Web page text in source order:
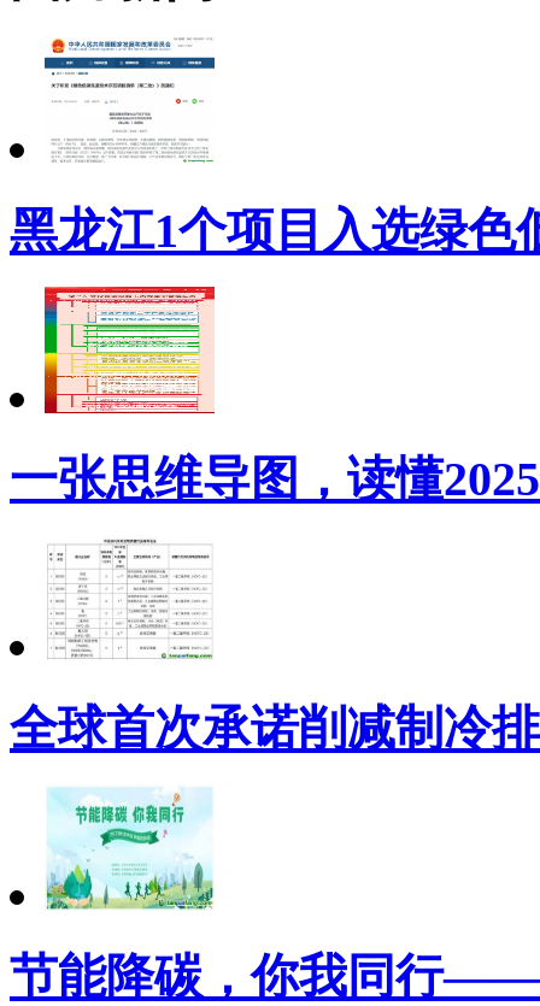
黑龙江1个项目入选绿色
一张思维导图，读懂
全球首次承诺削减制冷
节能降碳，你我同行